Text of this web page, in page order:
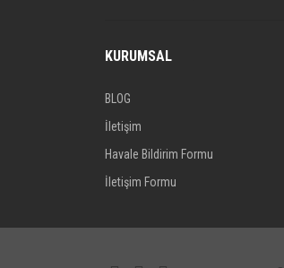
KURUMSAL
BLOG
İletişim
Havale Bildirim Formu
İletişim Formu